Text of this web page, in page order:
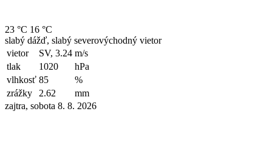
23 °C 16 °C
slabý dážď, slabý severovýchodný vietor
vietor
SV, 3.24 m/s
tlak
1020
hPa
vlhkosť 85
%
zrážky
2.62
mm
zajtra, sobota 8. 8. 2026